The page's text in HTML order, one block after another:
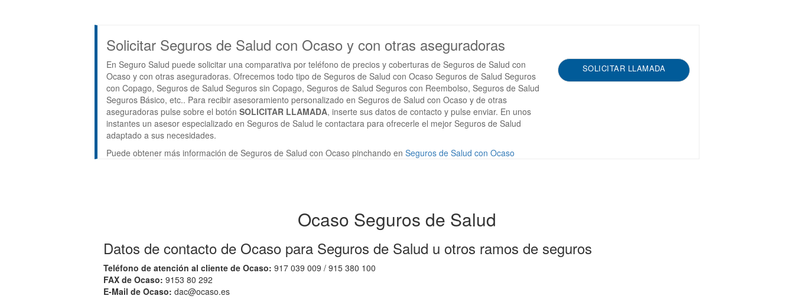
Solicitar Seguros de Salud con Ocaso y con otras aseguradoras
En Seguro Salud puede solicitar una comparativa por teléfono de precios y coberturas de Seguros de Salud con
Ocaso y con otras aseguradoras. Ofrecemos todo tipo de Seguros de Salud con Ocaso Seguros de Salud Seguros
con Copago, Seguros de Salud Seguros sin Copago, Seguros de Salud Seguros con Reembolso, Seguros de Salud
Seguros Básico, etc.. Para recibir asesoramiento personalizado en Seguros de Salud con Ocaso y de otras
aseguradoras pulse sobre el botón SOLICITAR LLAMADA, inserte sus datos de contacto y pulse enviar. En unos
instantes un asesor especializado en Seguros de Salud le contactara para ofrecerle el mejor Seguros de Salud
adaptado a sus necesidades.
Puede obtener más información de Seguros de Salud con Ocaso pinchando en Seguros de Salud con Ocaso
SOLICITAR LLAMADA
Ocaso Seguros de Salud
Datos de contacto de Ocaso para Seguros de Salud u otros ramos de seguros
Teléfono de atención al cliente de Ocaso: 917 039 009 / 915 380 100
FAX de Ocaso: 9153 80 292
E-Mail de Ocaso: dac@ocaso.es